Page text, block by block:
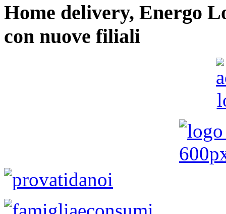
Home delivery, Energo
con nuove filiali